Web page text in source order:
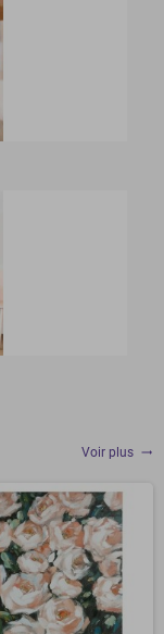
Voir plus trending_flat